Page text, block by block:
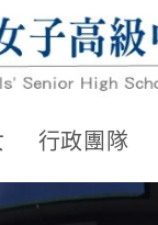
行政團隊